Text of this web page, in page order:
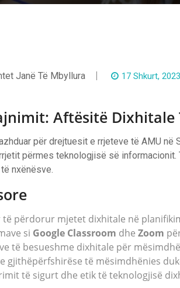
Te
Aftësitë
Dixhitale
Drejtuesve
Të
Rrjeteve
Të
Janë Të Mbyllura 17 Shkurt, 2023
Aftësitë Dixhitale
për drejtuesit e rrjeteve të AMU në
përmes teknologjisë së
nxënësve.
të përdorur mjetet dixhitale në
si Google Classroom dhe Zoom
të besueshme dixhitale për
gjithëpërfshirëse të mësimdhënies
të sigurt dhe etik të teknologjisë